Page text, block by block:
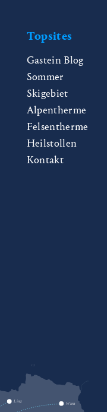
Topsites
Gastein Blog
Sommer
Skigebiet
Alpentherme
Felsentherme
Heilstollen
Kontakt
Wien
Linz
CZ